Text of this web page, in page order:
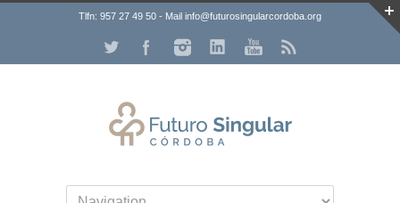
Tlfn: 957 27 49 50 - Mail info@futurosingularcordoba.org